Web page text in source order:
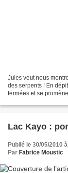
Jules veut nous
des serpents ! En
fermées et se
Lac Kayo :
Publié le 30/05/2010
Par Fabrice Moustic